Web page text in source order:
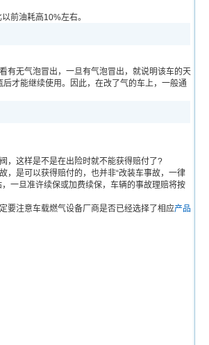
前油耗高10%左右。
无气泡冒出，一旦有气泡冒出，就说明该车的天
才能继续使用。因此，在改了气的车上，一般通
，这样是不是在出险时就不能获得赔付了?
是可以获得赔付的，也并非“改装车事故，一律
一旦准许续保或加费续保，车辆的事故理赔将按
要注意车载燃气设备厂商是否已经选择了相应产品